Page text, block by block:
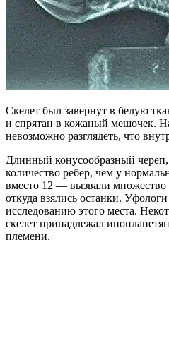
Скелет был завернут в белую
и спрятан в кожаный мешочек.
невозможно разглядеть, что
Длинный конусообразный
количество ребер, чем у
вместо 12 — вызвали
откуда взялись останки.
исследованию этого места.
скелет принадлежал
племени.